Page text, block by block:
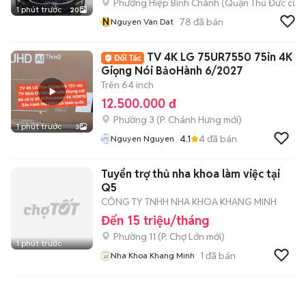
1 phút trước 20
Phường Hiệp Bình Chánh (Quận Thủ Đức cũ)
NNguyen Van Dat 78 đã bán
1 phút trước 3
TV 4K LG 75UR7550 75in 4K
Giọng Nói BảoHành 6/2027
Trên 64 inch
12.500.000 đ
Phường 3 (P. Chánh Hưng mới)
Nguyen Nguyen 4.1 4đã bán
1 phút trước
Tuyển trợ thủ nha khoa làm việc tại
Q5
CÔNG TY TNHH NHA KHOA KHANG MINH
Đến 15 triệu/tháng
Phường 11 (P. Chợ Lớn mới)
Nha Khoa Khang Minh 1 đã bán